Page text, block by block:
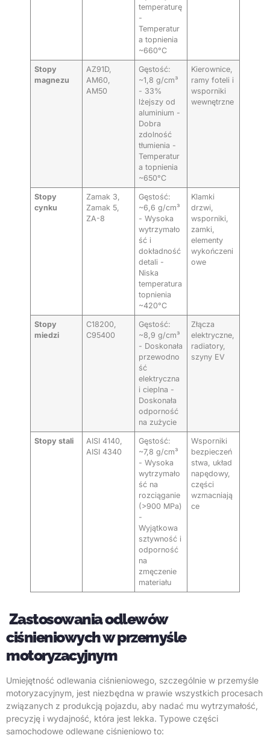
temperaturę
-
Temperatur
a topnienia
~660°C
Stopy
magnezu
AZ91D,
AM60,
AM50
Gęstość:
~1,8 g/cm³
- 33%
lżejszy od
aluminium -
Dobra
zdolność
tłumienia -
Temperatur
a topnienia
~650°C
Kierownice,
ramy foteli i
wsporniki
wewnętrzne
Stopy
cynku
Zamak 3,
Zamak 5,
ZA-8
Gęstość:
~6,6 g/cm³
- Wysoka
wytrzymało
ść i
dokładność
detali -
Niska
temperatura
topnienia
~420°C
Klamki
drzwi,
wsporniki,
zamki,
elementy
wykończeni
owe
Stopy
miedzi
C18200,
C95400
Gęstość:
~8,9 g/cm³
- Doskonała
przewodno
ść
elektryczna
i cieplna -
Doskonała
odporność
na zużycie
Złącza
elektryczne,
radiatory,
szyny EV
Stopy stali
AISI 4140,
AISI 4340
Gęstość:
~7,8 g/cm³
- Wysoka
wytrzymało
ść na
rozciąganie
(>900 MPa)
-
Wyjątkowa
sztywność i
odporność
na
zmęczenie
materiału
Wsporniki
bezpieczeń
stwa, układ
napędowy,
części
wzmacniają
ce
Zastosowania odlewów
ciśnieniowych w przemyśle
motoryzacyjnym
Umiejętność odlewania ciśnieniowego, szczególnie w przemyśle
motoryzacyjnym, jest niezbędna w prawie wszystkich procesach
związanych z produkcją pojazdu, aby nadać mu wytrzymałość,
precyzję i wydajność, która jest lekka. Typowe części
samochodowe odlewane ciśnieniowo to: